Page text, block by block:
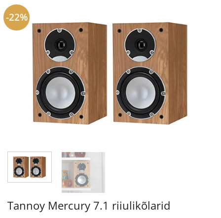
-22%
Tannoy Mercury 7.1 riiulikõlarid